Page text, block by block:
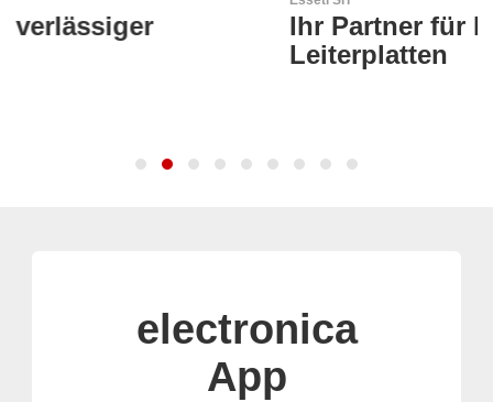
Ihr Partner für High-Tech-
electronica
App